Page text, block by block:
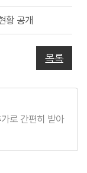
황 공개
목록
로 간편히 받아